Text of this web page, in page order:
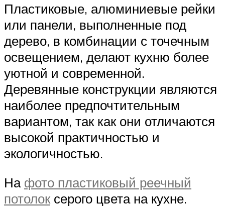
Пластиковые, алюминиевые рейки
или панели, выполненные под
дерево, в комбинации с точечным
освещением, делают кухню более
уютной и современной.
Деревянные конструкции являются
наиболее предпочтительным
вариантом, так как они отличаются
высокой практичностью и
экологичностью.
На фото пластиковый реечный
потолок серого цвета на кухне.